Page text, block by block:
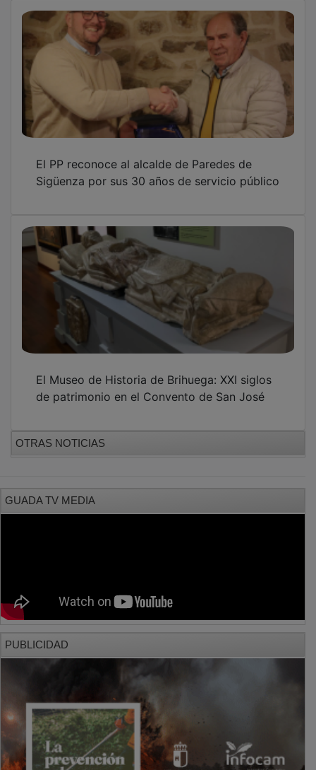
Sigüenza por sus 30 años de servicio público
de patrimonio en el Convento de San José
OTRAS NOTICIAS